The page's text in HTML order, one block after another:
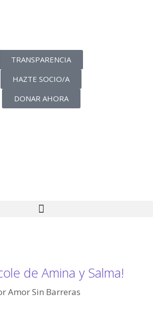
TRANSPARENCIA
HAZTE SOCIO/A
DONAR AHORA
de Amina y Salma!
Amor Sin Barreras